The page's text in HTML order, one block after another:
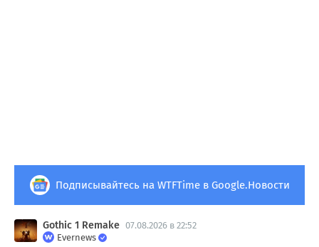
Подписывайтесь на WTFTime в Google.Новости
Gothic 1 Remake 07.08.2026 в 22:52
Evernews